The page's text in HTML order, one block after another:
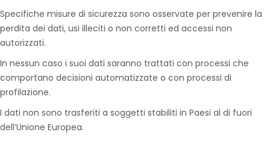
Specifiche misure di sicurezza sono osservate per prevenire la
perdita dei dati, usi illeciti o non corretti ed accessi non
autorizzati.
In nessun caso i suoi dati saranno trattati con processi che
comportano decisioni automatizzate o con processi di
profilazione.
I dati non sono trasferiti a soggetti stabiliti in Paesi al di fuori
dell’Unione Europea.